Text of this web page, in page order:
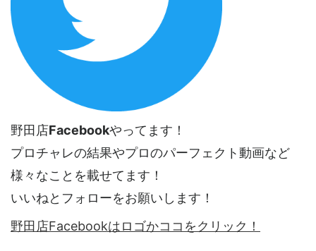
野田店Facebookやってます！
プロチャレの結果やプロのパーフェクト動画など
様々なことを載せてます！
いいねとフォローをお願いします！
野田店Facebookはロゴかココをクリック！